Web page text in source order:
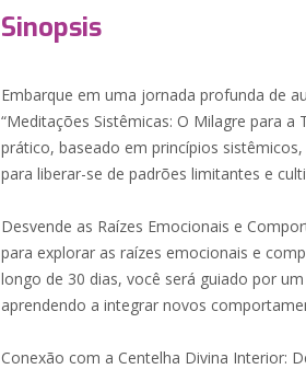
Sinopsis
Embarque em uma jornada profunda de
“Meditações Sistêmicas: O Milagre para a
prático, baseado em princípios
para liberar-se de padrões limitantes e
Desvende as Raízes Emocionais e
para explorar as raízes emocionais e
longo de 30 dias, você será guiado por
aprendendo a integrar novos
Conexão com a Centelha Divina Interior: